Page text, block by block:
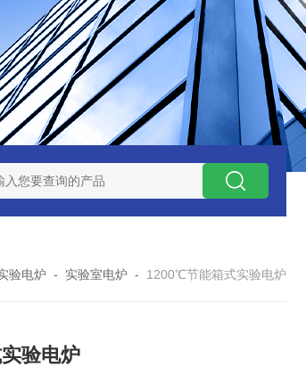
重马弗炉 实验室小型高温马弗炉 陶瓷纤维
验电炉 - 实验室电炉 - 1200℃节能箱式实验电炉
验电炉